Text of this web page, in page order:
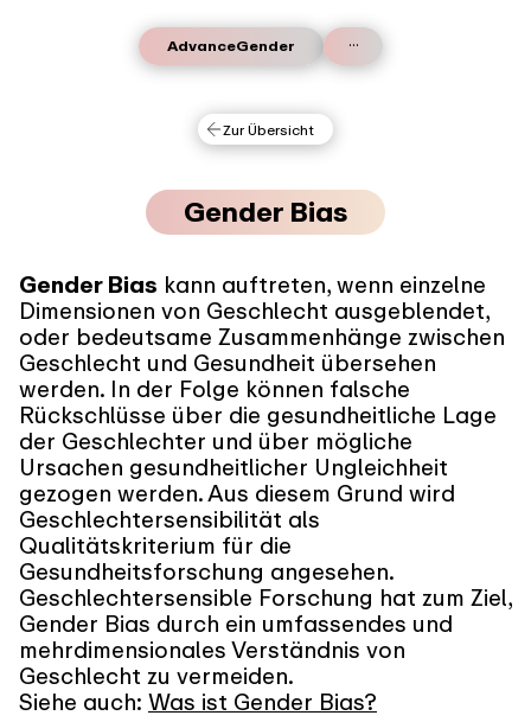
AdvanceGender ...
Gender Bias
Zur Übersicht
Gender Bias kann auftreten, wenn einzelne
Dimensionen von Geschlecht ausgeblendet,
oder bedeutsame Zusammenhänge zwischen
Geschlecht und Gesundheit übersehen
werden. In der Folge können falsche
Rückschlüsse über die gesundheitliche Lage
der Geschlechter und über mögliche
Ursachen gesundheitlicher Ungleichheit
gezogen werden. Aus diesem Grund wird
Geschlechtersensibilität als
Qualitätskriterium für die
Gesundheitsforschung angesehen.
Geschlechtersensible Forschung hat zum Ziel,
Gender Bias durch ein umfassendes und
mehrdimensionales Verständnis von
Geschlecht zu vermeiden.
Siehe auch:Was ist Gender Bias?